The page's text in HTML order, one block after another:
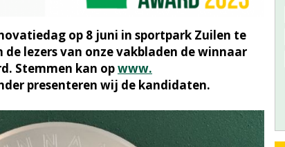
op 8 juni in sportpark Zuilen te
de lezers van onze vakbladen de winnaar
Stemmen kan opwww.
presenteren wij de kandidaten.